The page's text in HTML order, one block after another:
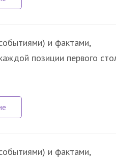
и фактами,
позиции первого
и фактами,